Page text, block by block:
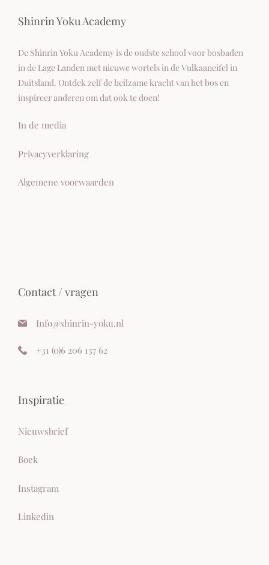
Shinrin Yoku Academy
De Shinrin Yoku Academy is de oudste school voor bosbaden
in de Lage Landen met nieuwe wortels in de Vulkaaneifel in
Duitsland. Ontdek zelf de heilzame kracht van het bos en
inspireer anderen om dat ook te doen!
In de media
Privacyverklaring
Algemene voorwaarden
Contact / vragen
Info@shinrin-yoku.nl
+31 (0)6 206 137 62
Inspiratie
Nieuwsbrief
Boek
Instagram
Linkedin